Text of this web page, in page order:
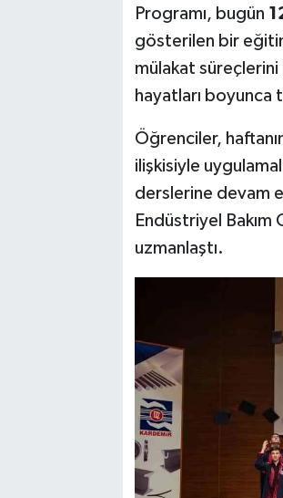
Programı, bugün
gösterilen bir
mülakat
hayatları boyunca
Öğrenciler,
ilişkisiyle
derslerine devam
Endüstriyel Bakım
uzmanlaştı.